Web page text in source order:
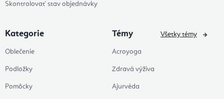
Skontrolovať stav objednávky
Kategorie
Oblečenie
Podložky
Pomôcky
Témy
Acroyoga
Zdravá výživa
Ajurvéda
Všetky témy